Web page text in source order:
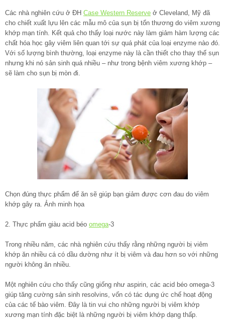
Các nhà nghiên cứu ở ĐH Case Western Reserve ở Cleveland, Mỹ đã
cho chiết xuất lựu lên các mẫu mô của sụn bị tổn thương do viêm xương
khớp mạn tính. Kết quả cho thấy loại nước này làm giảm hàm lượng các
chất hóa học gây viêm liên quan tới sự quá phát của loại enzyme nào đó.
Với số lượng bình thường, loại enzyme này là cần thiết cho thay thế sụn
nhưng khi nó sản sinh quá nhiều – như trong bệnh viêm xương khớp –
sẽ làm cho sụn bị mòn đi.
Chọn đúng thực phẩm để ăn sẽ giúp bạn giảm được cơn đau do viêm
khớp gây ra. Ảnh minh họa
2. Thực phẩm giàu acid béo omega-3
Trong nhiều năm, các nhà nghiên cứu thấy rằng những người bị viêm
khớp ăn nhiều cá có dầu dường như ít bị viêm và đau hơn so với những
người không ăn nhiều.
Một nghiên cứu cho thấy cũng giống như aspirin, các acid béo omega-3
giúp tăng cường sản sinh resolvins, vốn có tác dụng ức chế hoạt động
của các tế bào viêm. Đây là tin vui cho những người bị viêm khớp
xương mạn tính đặc biệt là những người bị viêm khớp dạng thấp.